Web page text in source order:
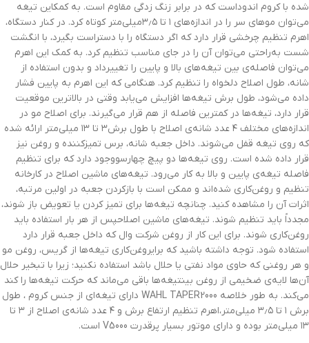
شده با کروم اندوداست که در برابر زنگ زدگی مقاوم است. به کمکاین تیغه
می‌توان موهای سر را در اندازه‌های ۱ تا ۳٫۵میلی‌متر کوتاه کرد. در کنار دستگاه،
اهرم تنظیم چرخشی قرار دارد که اگر دستگاه را با دستراست بگیرد، با انگشت
شست به‌راحتی می‌توان آن را در جای مناسب تنظیم کرد. به کمک این اهرم
می‌توان فاصله‌ی بین تیغه‌های بالا و پایین را تغییرداد و بدون استفاده از
شانه، طول اصلاح دلخواه را تنظیم کرد. هنگامی که این اهرم به پایین فشار
داده می‌شود، طول برش تیغه‌ها افزایش می‌یابد وقتی در بالاترین موقعیت
قرار دارد، تیغه‌ها در کمترین فاصله از هم قرار می‌گیرند. برای اصلاح مو در
اندازه‌های مختلف ۴ عدد شانه‌ی اصلاح با طول برش۳ تا ۱۳ میلی‌متر ارائه شده
که روی تیغه قفل می‌شوند. داخل جعبه شانه، برس تمیزکننده و روغن نیز
قرار داده شده است. روی تیغه‌ها دو پیچ چهارسووجود دارد که برای تنظیم
فاصله تیغه‌ی پایین و بالا به کار می‌رود. تیغه‌های ماشین اصلاح در کارخانه
تنظیم و روغن‌کاری شده‌اند و ممکن است با بازکردن جعبه در اولین مرتبه،
اثرات آن را مشاهده کنید. چنانچه تیغه‌ها برای تمیز کردن یا تعویض باز شوند،
مجدداً باید تنظیم شوند. تیغه‌های ماشین اصلاحپس از هر بار استفاده باید
روغن‌کاری شوند. برای این کار از روغن شرکت وال که داخل جعبه قرار دارد
استفاده شود. توجه داشته باشید که برایروغن‌کاری تیغه‌ها از گریس، روغن مو
و هر روغنی که حاوی مواد نفتی یا حلال باشد استفاده نکنید؛ زیرا با تبخیر حلال
آن‌ها لایه‌ی ضخیمی از روغن بینتیغه‌ها باقی می‌ماند که حرکت تیغه‌ها را کند
می‌کند. به طور خلاصه WAHL TAPER2000 دارای تیغه‌ای از جنس کروم ، طول
برش ۱ تا ۳٫۵ میلی‌متر،اهرم تنظیم ارتفاع برش و ۴ عدد شانه‌ی اصلاح از ۳ تا
۱۳ میلی‌متر بوده و دارای موتور بسیار پرقدرت V5000 است.